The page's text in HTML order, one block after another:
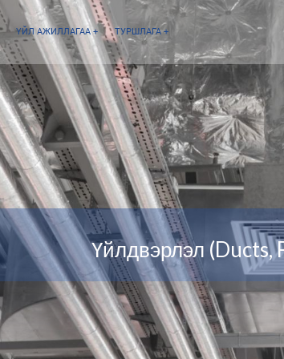
ҮЙЛ АЖИЛЛАГАА+ ТУРШЛАГА+
Үйлдвэрлэл (Ducts,